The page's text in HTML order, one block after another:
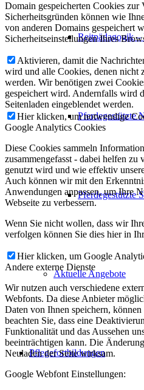
Reitpädagogik
Pferdegestützte
Pferdegestützte
Aktuelle Angebote
Pflegefortbildungen
Domain gespeicherten Cookies zur
Sicherheitsgründen können wie
von anderen Domains gespeichert
Sicherheitseinstellungen Ihres
Aktivieren, damit die
wird und alle Cookies, denen nicht
werden. Wir benötigen zwei
gespeichert wird. Andernfalls wird
Seitenladen eingeblendet werden.
Hier klicken, um notwendige
Google Analytics Cookies
Diese Cookies sammeln
zusammengefasst - dabei helfen zu
genutzt wird und wie effektiv
Auch können wir mit den
Anwendungen anpassen, um Ihre
Webseite zu verbessern.
Wenn Sie nicht wollen, dass wir
verfolgen können Sie dies hier in
Hier klicken, um Google
Andere externe Dienste
Wir nutzen auch verschiedene
Webfonts. Da diese Anbieter
Daten von Ihnen speichern,
beachten Sie, dass eine
Funktionalität und das Aussehen
beeinträchtigen kann. Die
Neuladen der Seite wirksam.
Google Webfont Einstellungen: